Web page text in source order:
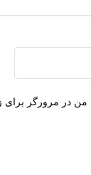
من در مرورگر برای